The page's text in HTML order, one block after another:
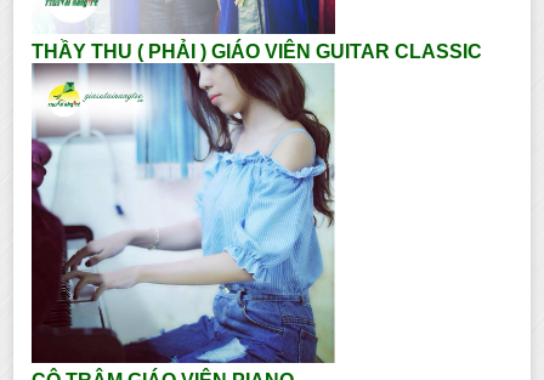
THẦY THU ( PHẢI ) GIÁO VIÊN GUITAR CLASSIC